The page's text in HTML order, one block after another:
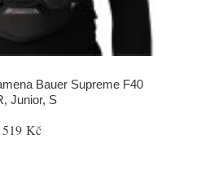
Bauer Supreme F40
Junior, S
Kč